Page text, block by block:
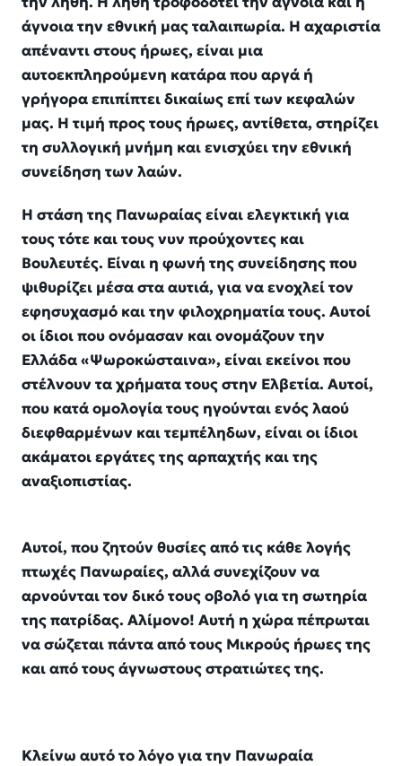
άγνοια την εθνική μας ταλαιπωρία. Η αχαριστία
απέναντι στους ήρωες, είναι μια
αυτοεκπληρούμενη κατάρα που αργά ή
γρήγορα επιπίπτει δικαίως επί των κεφαλών
μας. Η τιμή προς τους ήρωες, αντίθετα, στηρίζει
τη συλλογική μνήμη και ενισχύει την εθνική
συνείδηση των λαών.
Η στάση της Πανωραίας είναι ελεγκτική για
τους τότε και τους νυν προύχοντες και
Βουλευτές. Είναι η φωνή της συνείδησης που
ψιθυρίζει μέσα στα αυτιά, για να ενοχλεί τον
εφησυχασμό και την φιλοχρηματία τους. Αυτοί
οι ίδιοι που ονόμασαν και ονομάζουν την
Ελλάδα «Ψωροκώσταινα», είναι εκείνοι που
στέλνουν τα χρήματα τους στην Ελβετία. Αυτοί,
που κατά ομολογία τους ηγούνται ενός λαού
διεφθαρμένων και τεμπέληδων, είναι οι ίδιοι
ακάματοι εργάτες της αρπαχτής και της
αναξιοπιστίας.
Αυτοί, που ζητούν θυσίες από τις κάθε λογής
πτωχές Πανωραίες, αλλά συνεχίζουν να
αρνούνται τον δικό τους οβολό για τη σωτηρία
της πατρίδας. Αλίμονο! Αυτή η χώρα πέπρωται
να σώζεται πάντα από τους Μικρούς ήρωες της
και από τους άγνωστους στρατιώτες της.
Κλείνω αυτό το λόγο για την Πανωραία